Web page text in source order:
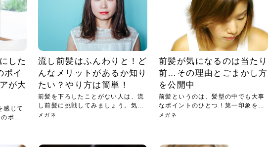
した
ポイ
が大
感じて
ポイ
流し前髪はふんわりと！ど
んなメリットがあるか知り
たい？やり方は簡単！
前髪を下ろしたことがない人は、流
し前髪に挑戦してみましょう。気軽
に挑...
メガネ
前髪が気になるのは当たり
前…その理由とごまかし方
を公開中
前髪というのは、髪型の中でも大事
なポイントのひとつ！第一印象を決
める...
メガネ